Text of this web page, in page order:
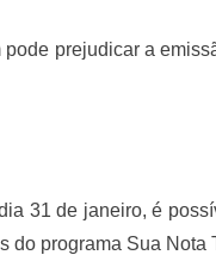
prejudicar a
31 de janeiro, é
do programa Sua Nota